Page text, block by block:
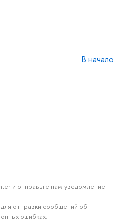
В начало
и отправьте нам уведомление.
отправки сообщений об
ошибках.